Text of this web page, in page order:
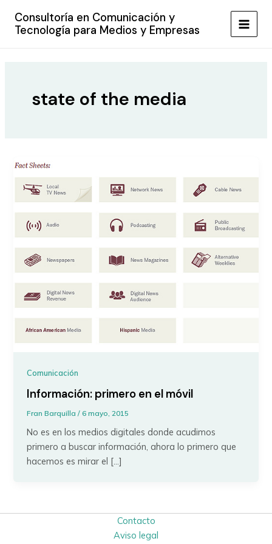
contenido
Consultoría en Comunicación y
Tecnología para Medios y Empresas
MAIN
state of the media
Comunicación
Información: primero en el móvil
Fran Barquilla/6 mayo, 2015
No es en los medios digitales donde acudimos
primero a buscar información, ahora lo primero que
hacemos es mirar el […]
Contacto
Aviso legal